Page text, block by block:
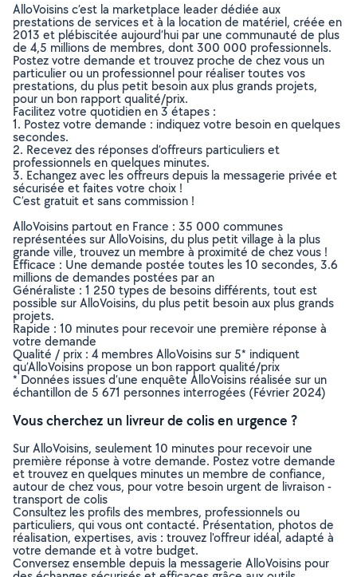
AlloVoisins c’est la marketplace leader dédiée aux
prestations de services et à la location de matériel, créée en
2013 et plébiscitée aujourd’hui par une communauté de plus
de 4,5 millions de membres, dont 300 000 professionnels.
Postez votre demande et trouvez proche de chez vous un
particulier ou un professionnel pour réaliser toutes vos
prestations, du plus petit besoin aux plus grands projets,
pour un bon rapport qualité/prix.
Facilitez votre quotidien en 3 étapes :
1. Postez votre demande : indiquez votre besoin en quelques
secondes.
2. Recevez des réponses d’offreurs particuliers et
professionnels en quelques minutes.
3. Echangez avec les offreurs depuis la messagerie privée et
sécurisée et faites votre choix !
C’est gratuit et sans commission !
AlloVoisins partout en France : 35 000 communes
représentées sur AlloVoisins, du plus petit village à la plus
grande ville, trouvez un membre à proximité de chez vous !
Efficace : Une demande postée toutes les 10 secondes, 3.6
millions de demandes postées par an
Généraliste : 1 250 types de besoins différents, tout est
possible sur AlloVoisins, du plus petit besoin aux plus grands
projets.
Rapide : 10 minutes pour recevoir une première réponse à
votre demande
Qualité / prix : 4 membres AlloVoisins sur 5* indiquent
qu’AlloVoisins propose un bon rapport qualité/prix
* Données issues d’une enquête AlloVoisins réalisée sur un
échantillon de 5 671 personnes interrogées (Février 2024)
Vous cherchez un livreur de colis en urgence ?
Sur AlloVoisins, seulement 10 minutes pour recevoir une
première réponse à votre demande. Postez votre demande
et trouvez en quelques minutes un membre de confiance,
autour de chez vous, pour votre besoin urgent de livraison -
transport de colis
Consultez les profils des membres, professionnels ou
particuliers, qui vous ont contacté. Présentation, photos de
réalisation, expertises, avis : trouvez l'offreur idéal, adapté à
votre demande et à votre budget.
Conversez ensemble depuis la messagerie AlloVoisins pour